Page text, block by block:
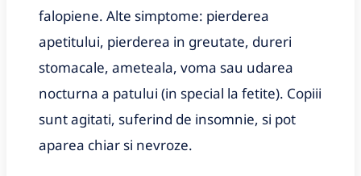
falopiene. Alte simptome: pierderea
apetitului, pierderea in greutate, dureri
stomacale, ameteala, voma sau udarea
nocturna a patului (in special la fetite). Copiii
sunt agitati, suferind de insomnie, si pot
aparea chiar si nevroze.